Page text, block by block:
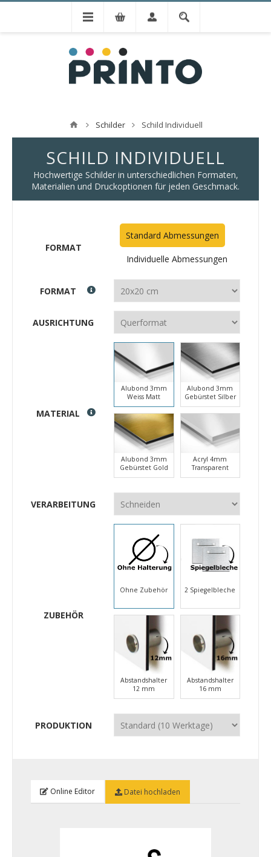
Schilder Schild Individuell
SCHILD INDIVIDUELL
Hochwertige Schilder in unterschiedlichen Formaten,
Materialien und Druckoptionen für jeden Geschmack.
FORMAT
Standard Abmessungen
Individuelle Abmessungen
FORMAT
AUSRICHTUNG
MATERIAL
Alubond 3mm
Weiss Matt
Alubond 3mm
Gebürstet Silber
Alubond 3mm
Gebürstet Gold
Acryl 4mm
Transparent
VERARBEITUNG
ZUBEHÖR
Ohne Zubehör 2 Spiegelbleche
Abstandshalter
12 mm
Abstandshalter
16 mm
PRODUKTION
Online Editor Datei hochladen